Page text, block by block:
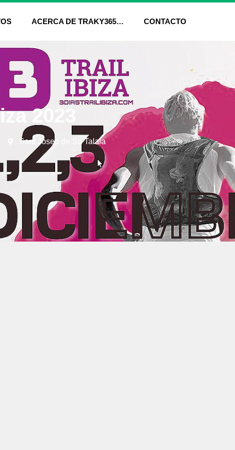
ACERCA DE TRAKY365… CONTACTO
2023
Sant Josep de Sa Talaia